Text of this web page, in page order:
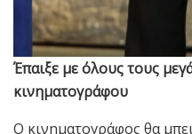
Έπαιξε με όλους τους
κινηματογράφου
Ο κινηματογράφος θα